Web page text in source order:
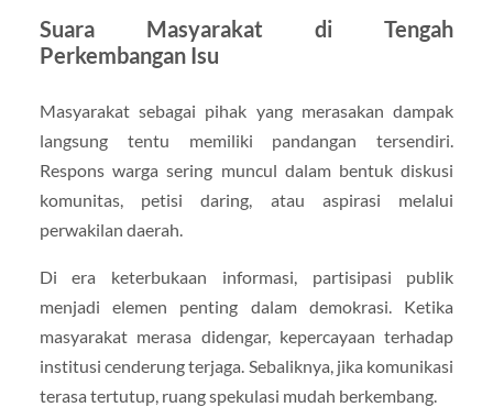
Suara Masyarakat di Tengah
Perkembangan Isu
Masyarakat sebagai pihak yang merasakan dampak
langsung tentu memiliki pandangan tersendiri.
Respons warga sering muncul dalam bentuk diskusi
komunitas, petisi daring, atau aspirasi melalui
perwakilan daerah.
Di era keterbukaan informasi, partisipasi publik
menjadi elemen penting dalam demokrasi. Ketika
masyarakat merasa didengar, kepercayaan terhadap
institusi cenderung terjaga. Sebaliknya, jika komunikasi
terasa tertutup, ruang spekulasi mudah berkembang.